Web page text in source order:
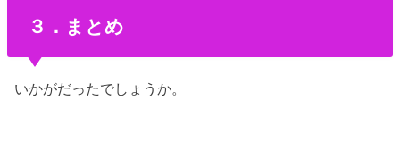
３．まとめ
いかがだったでしょうか。